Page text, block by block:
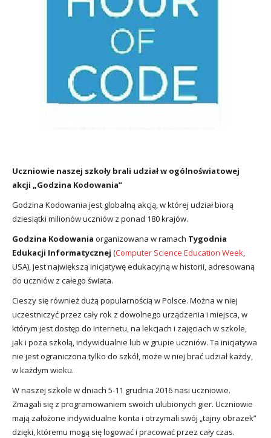
Uczniowie naszej szkoły brali udział w ogólnoświatowej
akcji „Godzina Kodowania”
Godzina Kodowania jest globalną akcją, w której udział biorą
dziesiątki milionów uczniów z ponad 180 krajów.
Godzina Kodowania organizowana w ramach Tygodnia
Edukacji Informatycznej (Computer Science Education Week,
USA), jest największą inicjatywę edukacyjną w historii, adresowaną
do uczniów z całego świata.
Cieszy się również dużą popularnością w Polsce. Można w niej
uczestniczyć przez cały rok z dowolnego urządzenia i miejsca, w
którym jest dostęp do Internetu, na lekcjach i zajęciach w szkole,
jak i poza szkołą, indywidualnie lub w grupie uczniów. Ta inicjatywa
nie jest ograniczona tylko do szkół, może w niej brać udział każdy,
w każdym wieku.
W naszej szkole w dniach 5-11 grudnia 2016 nasi uczniowie.
Zmagali się z programowaniem swoich ulubionych gier. Uczniowie
mają założone indywidualne konta i otrzymali swój „tajny obrazek”
dzięki, któremu mogą się logować i pracować przez cały czas.